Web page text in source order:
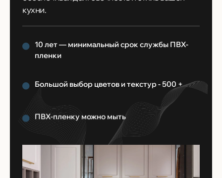
кухни.
10 лет — минимальный срок cлужбы ПВХ-
пленки
Большой выбор цветов и текстур - 500 +
ПВХ-пленку можно мыть